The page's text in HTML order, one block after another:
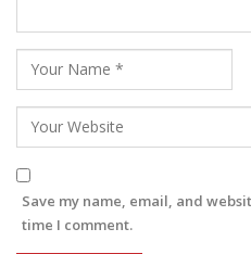
Save my name, email, and
time I comment.